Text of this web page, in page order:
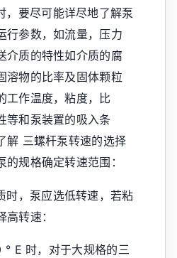
，要尽可能详尽地了解泵
行参数，如流量，压力
介质的特性如介质的腐
溶物的比率及固体颗粒
工作温度，粘度，比
等和泵装置的吸入条
解 三螺杆泵转速的选择
规格确定转速范围：
时，泵应选低转速，若粘
转速：
E 时，对于大规格的三